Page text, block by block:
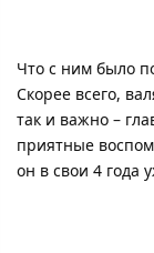
Что с ним было
Скорее всего,
так и важно –
приятные
он в свои 4 года